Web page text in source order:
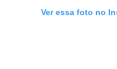
Ver essa foto no